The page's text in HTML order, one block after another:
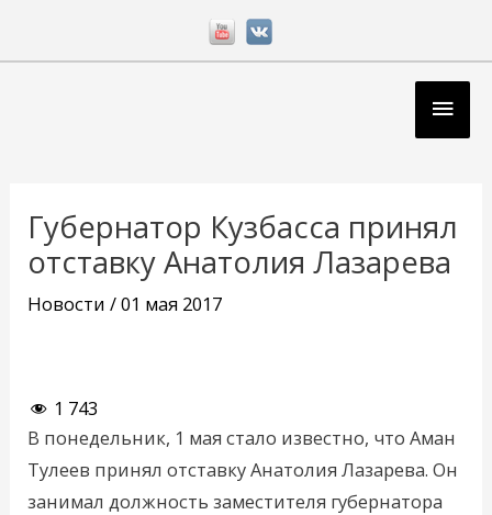
Губернатор Кузбасса принял
отставку Анатолия Лазарева
Новости /01 мая 2017
1 743
В понедельник, 1 мая стало известно, что Аман
Тулеев принял отставку Анатолия Лазарева. Он
занимал должность заместителя губернатора
записям